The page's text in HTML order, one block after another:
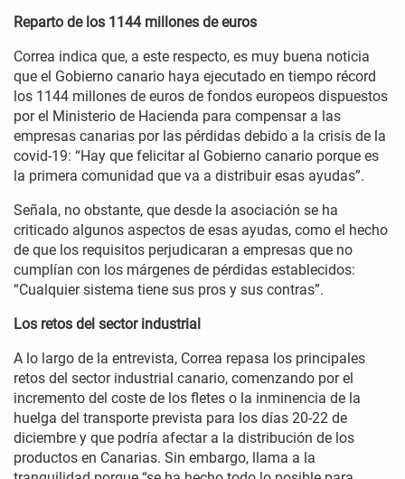
Reparto de los 1144 millones de euros
Correa indica que, a este respecto, es muy buena noticia
que el Gobierno canario haya ejecutado en tiempo récord
los 1144 millones de euros de fondos europeos dispuestos
por el Ministerio de Hacienda para compensar a las
empresas canarias por las pérdidas debido a la crisis de la
covid-19: “Hay que felicitar al Gobierno canario porque es
la primera comunidad que va a distribuir esas ayudas”.
Señala, no obstante, que desde la asociación se ha
criticado algunos aspectos de esas ayudas, como el hecho
de que los requisitos perjudicaran a empresas que no
cumplían con los márgenes de pérdidas establecidos:
“Cualquier sistema tiene sus pros y sus contras”.
Los retos del sector industrial
A lo largo de la entrevista, Correa repasa los principales
retos del sector industrial canario, comenzando por el
incremento del coste de los fletes o la inminencia de la
huelga del transporte prevista para los días 20-22 de
diciembre y que podría afectar a la distribución de los
productos en Canarias. Sin embargo, llama a la